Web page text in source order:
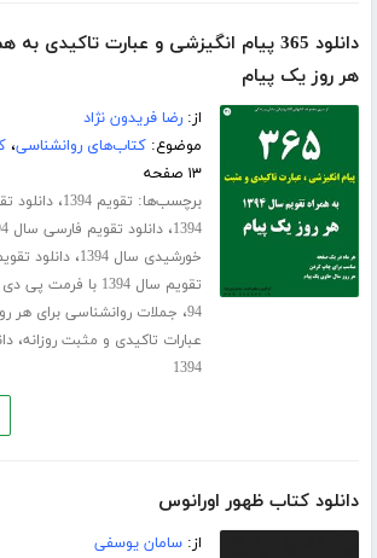
هر روز یک پیام
از:رضا فریدون نژاد
موضوع:کتاب‌های روانشناسی،
۱۳ صفحه
برچسب‌ها: تقویم 1394 ،دانلود
1394،دانلود تقویم فارسی سال 1394
خورشیدی سال 1394
،دانلود تقویم
تقویم سال 1394 با فرمت پی دی اف
94، جملات روانشناسی برای هر
عبارات تاکیدی و مثبت روزانه،
1394
دانلود کتاب ظهور اورانوس
از:سامان یوسفی